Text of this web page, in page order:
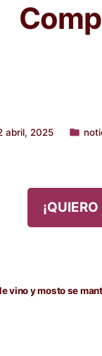
abril, 2025
vino y mosto se